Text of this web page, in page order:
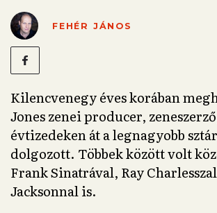
FEHÉR JÁNOS
Kilencvenegy éves korában
Jones zenei producer,
évtizedeken át a legnagyobb
dolgozott. Többek között volt
Frank Sinatrával, Ray
Jacksonnal is.